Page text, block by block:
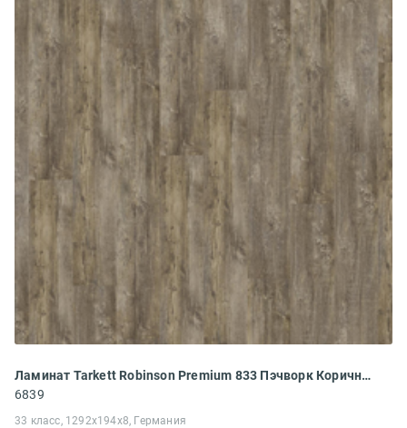
Ламинат Tarkett Robinson Premium 833 Пэчворк Коричневый
6839
33 класс, 1292x194x8, Германия